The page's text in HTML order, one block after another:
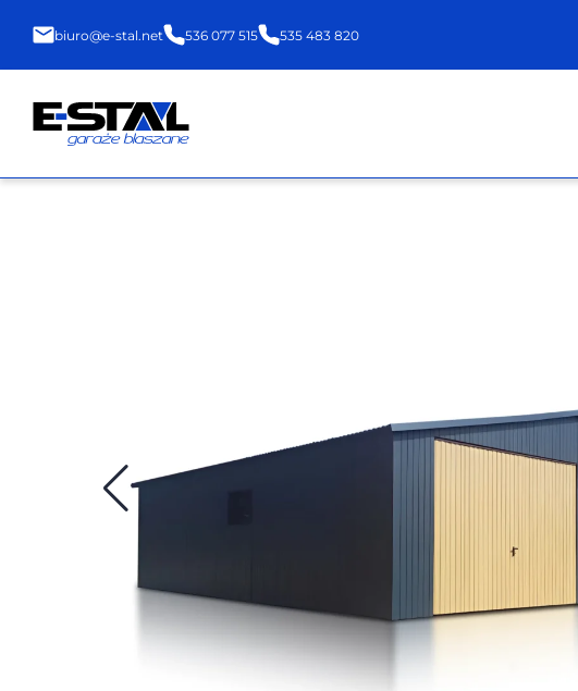
biuro@e-stal.net 536 077 515 535 483 820